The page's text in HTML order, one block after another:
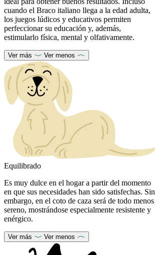
cuando el Braco italiano llega a la edad adulta,
los juegos lúdicos y educativos permiten
perfeccionar su educación y, además,
estimularlo física, mental y olfativamente.
Ver más Ver menos
Equilibrado
Es muy dulce en el hogar a partir del momento
en que sus necesidades han sido satisfechas. Sin
embargo, en el coto de caza será de todo menos
sereno, mostrándose especialmente resistente y
enérgico.
Ver más Ver menos